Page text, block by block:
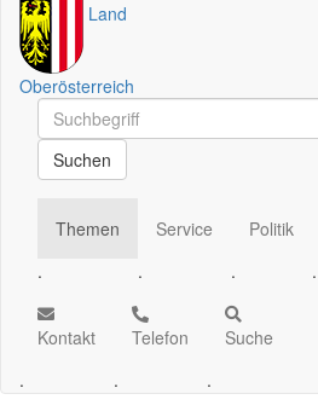
Land
Oberösterreich
Schnellsuche
Schnellsuche
Suchen
Themen
.
Service
.
Politik
.
.
Kontakt
.
Telefon
.
Suche
.